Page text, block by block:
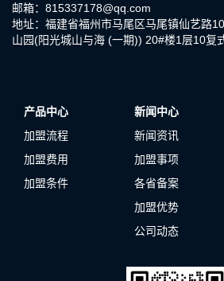
邮箱：815337178@qq.com
地址：福建省福州市马尾区马尾镇仙艺路
山园(阳光城山与海 (一期)) 20#楼1层10复
产品中心
加盟流程
加盟费用
加盟条件
新闻中心
新闻资讯
加盟事项
各省备案
加盟优势
公司动态